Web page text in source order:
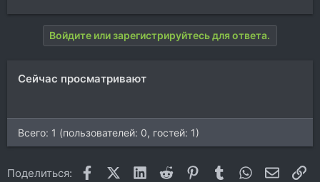
Войдите или зарегистрируйтесь для ответа.
Сейчас просматривают
Всего: 1 (пользователей: 0, гостей: 1)
Поделиться: FacebookX (Twitter)
LinkedIn
Reddit Pinterest
Tumblr WhatsApp